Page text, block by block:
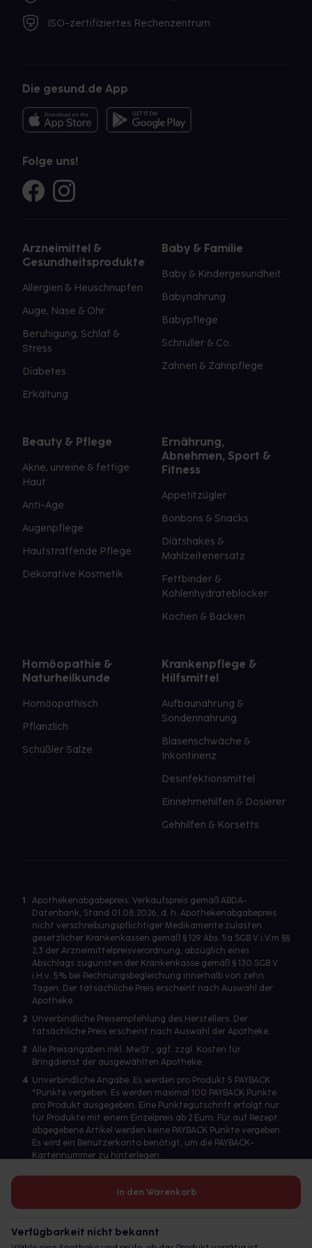
In den Warenkorb
Verfügbarkeit nicht bekannt
ISO-zertifiziertes Rechenzentrum
Die gesund.de App
Folge uns!
Arzneimittel &
Gesundheitsprodukte
Allergien & Heuschnupfen
Auge, Nase & Ohr
Beruhigung, Schlaf &
Stress
Diabetes
Erkältung
Baby & Familie
Baby & Kindergesundheit
Babynahrung
Babypflege
Schnuller & Co.
Zahnen & Zahnpflege
Beauty & Pflege
Akne, unreine & fettige
Haut
Anti-Age
Augenpflege
Hautstraffende Pflege
Dekorative Kosmetik
Ernährung,
Abnehmen, Sport &
Fitness
Appetitzügler
Bonbons & Snacks
Diätshakes &
Mahlzeitenersatz
Fettbinder &
Kohlenhydrateblocker
Kochen & Backen
Homöopathie &
Naturheilkunde
Homöopathisch
Pflanzlich
Schüßler Salze
Krankenpflege &
Hilfsmittel
Aufbaunahrung &
Sondennahrung
Blasenschwäche &
Inkontinenz
Desinfektionsmittel
Einnehmehilfen & Dosierer
Gehhilfen & Korsetts
1
Apothekenabgabepreis: Verkaufspreis gemäß ABDA-
Datenbank, Stand 01.08.2026, d. h. Apothekenabgabepreis
nicht verschreibungspflichtiger Medikamente zulasten
gesetzlicher Krankenkassen gemäß § 129 Abs. 5a SGB V i.V.m §§
2,3 der Arzneimittelpreisverordnung, abzüglich eines
Abschlags zugunsten der Krankenkasse gemäß § 130 SGB V
i.H.v. 5% bei Rechnungsbegleichung innerhalb von zehn
Tagen. Der tatsächliche Preis erscheint nach Auswahl der
Apotheke.
2 Unverbindliche Preisempfehlung des Herstellers. Der
tatsächliche Preis erscheint nach Auswahl der Apotheke.
3 Alle Preisangaben inkl. MwSt., ggf. zzgl. Kosten für
Bringdienst der ausgewählten Apotheke.
4 Unverbindliche Angabe. Es werden pro Produkt 5 PAYBACK
°Punkte vergeben. Es werden maximal 100 PAYBACK Punkte
pro Produkt ausgegeben. Eine Punktegutschrift erfolgt nur
für Produkte mit einem Einzelpreis ab 2 Euro. Für auf Rezept
abgegebene Artikel werden keine PAYBACK Punkte vergeben.
Es wird ein Benutzerkonto benötigt, um die PAYBACK-
Kartennummer zu hinterlegen.
Betreiber des Portals und verantwortlich: gesund.de GmbH &
© 2026 gesund.de GmbH & Co. KG